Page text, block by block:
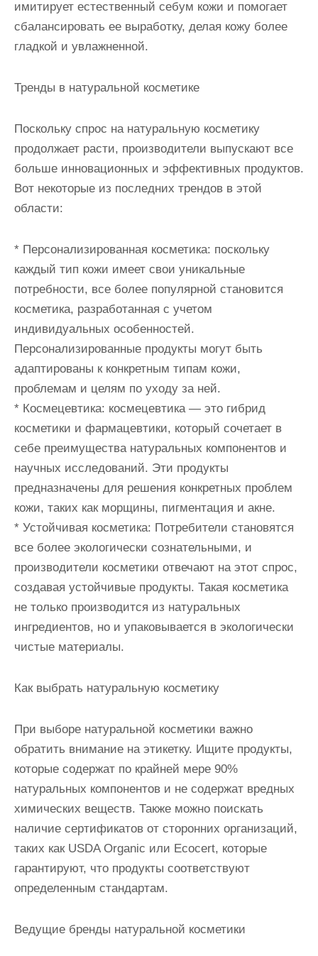
имитирует естественный себум кожи и помогает
сбалансировать ее выработку, делая кожу более
гладкой и увлажненной.
Тренды в натуральной косметике
Поскольку спрос на натуральную косметику
продолжает расти, производители выпускают все
больше инновационных и эффективных продуктов.
Вот некоторые из последних трендов в этой
области:
* Персонализированная косметика: поскольку
каждый тип кожи имеет свои уникальные
потребности, все более популярной становится
косметика, разработанная с учетом
индивидуальных особенностей.
Персонализированные продукты могут быть
адаптированы к конкретным типам кожи,
проблемам и целям по уходу за ней.
* Космецевтика: космецевтика — это гибрид
косметики и фармацевтики, который сочетает в
себе преимущества натуральных компонентов и
научных исследований. Эти продукты
предназначены для решения конкретных проблем
кожи, таких как морщины, пигментация и акне.
* Устойчивая косметика: Потребители становятся
все более экологически сознательными, и
производители косметики отвечают на этот спрос,
создавая устойчивые продукты. Такая косметика
не только производится из натуральных
ингредиентов, но и упаковывается в экологически
чистые материалы.
Как выбрать натуральную косметику
При выборе натуральной косметики важно
обратить внимание на этикетку. Ищите продукты,
которые содержат по крайней мере 90%
натуральных компонентов и не содержат вредных
химических веществ. Также можно поискать
наличие сертификатов от сторонних организаций,
таких как USDA Organic или Ecocert, которые
гарантируют, что продукты соответствуют
определенным стандартам.
Ведущие бренды натуральной косметики